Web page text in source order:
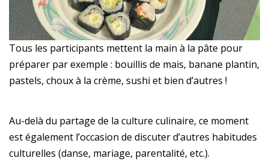
Tous les participants mettent la main à la pâte pour
préparer par exemple : bouillis de mais, banane plantin,
pastels, choux à la crème, sushi et bien d’autres !
Au-delà du partage de la culture culinaire, ce moment
est également l’occasion de discuter d’autres habitudes
culturelles (danse, mariage, parentalité, etc.).